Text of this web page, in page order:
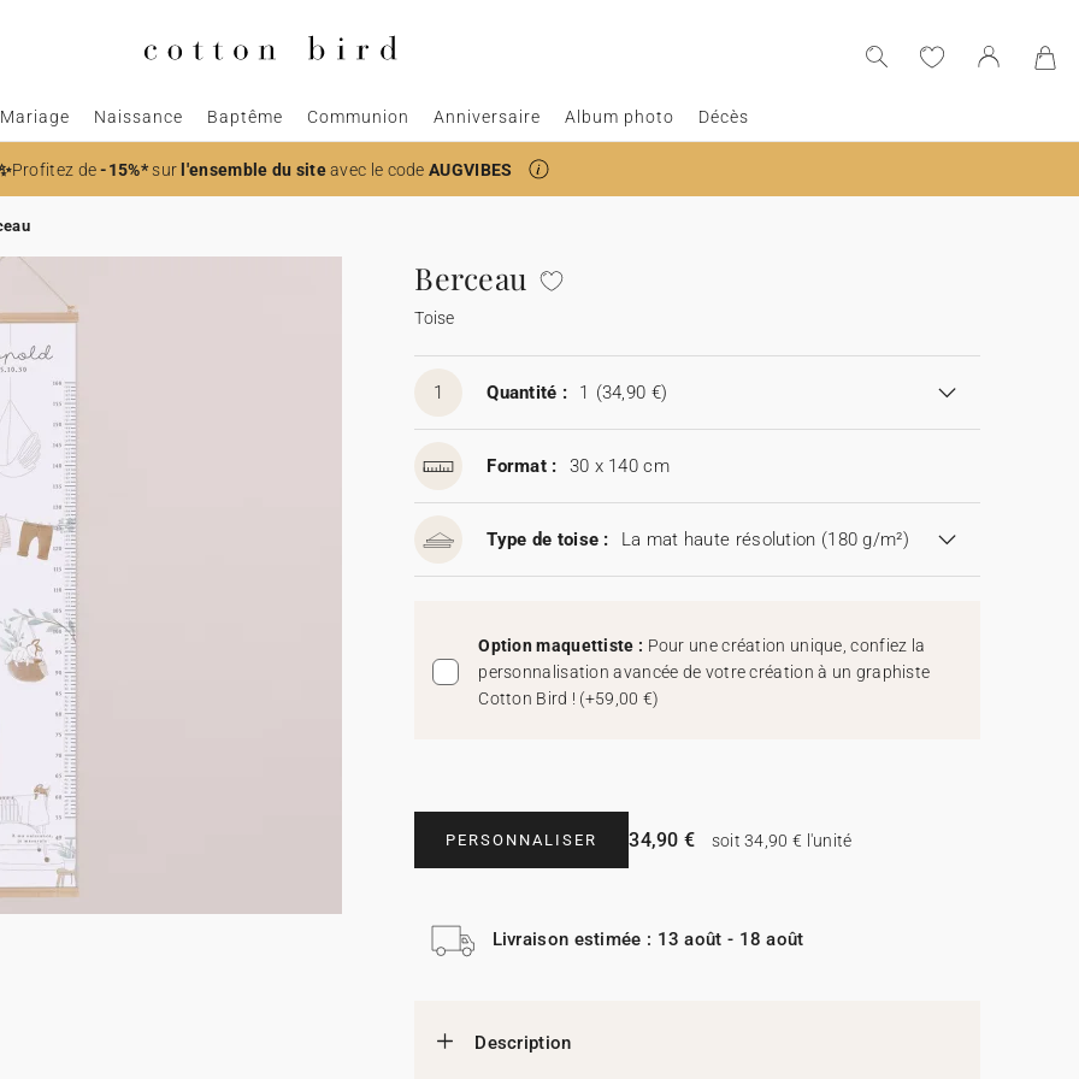
Mariage Naissance Baptême Communion Anniversaire Album photo Décès
Profitez de-15%*surl'ensemble du siteavec le code AUGVIBES
Berceau
Toise
1 Quantité : 1 (34,90 €)
Format : 30 x 140 cm
Type de toise : La mat haute résolution (180 g/m²)
Option maquettiste : Pour une création unique, confiez la
personnalisation avancée de votre création à un graphiste
Cotton Bird ! (+59,00 €)
PERSONNALISER 34,90 € soit 34,90 € l'unité
Livraison estimée : 13 août - 18 août
Description